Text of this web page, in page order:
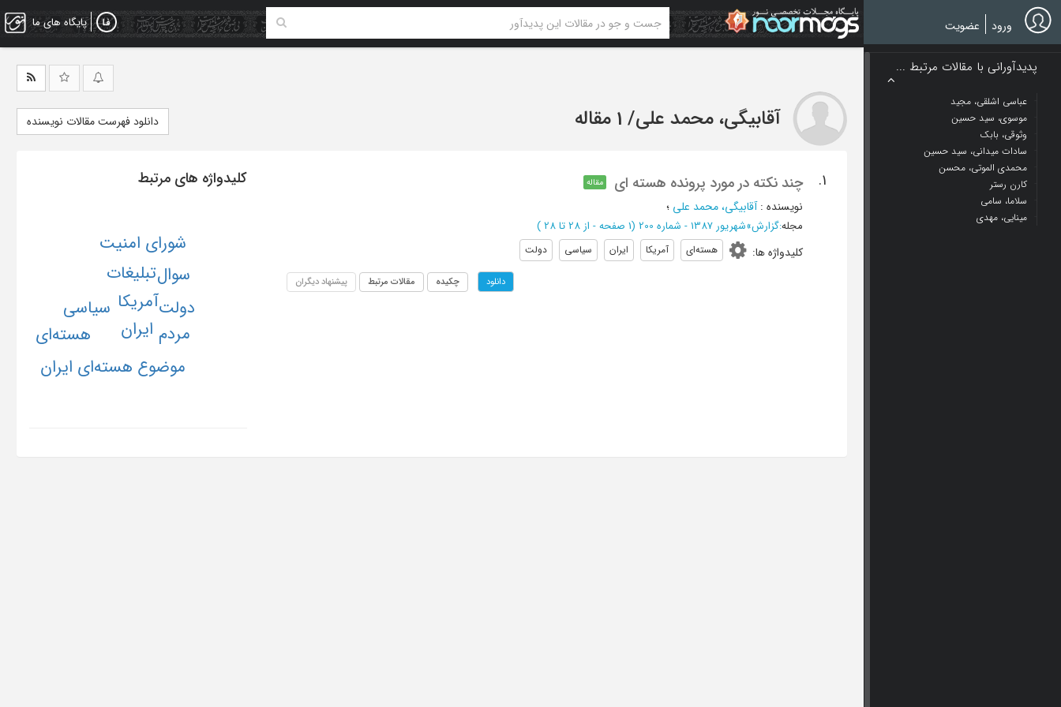
Skip
to
main
پایگاه های ما ورود عضویت
پدیدآورانی با مقالات مرتبط ...
عباسی اشلقی، مجید
موسوی، سید حسین
وثوقی، بابک
سادات میدانی، سید حسین
محمدی الموتی، محسن
کارن رستر
سلاما، سامی
مینایی، مهدی
آقابیگی، محمد علی/ 1 مقاله دانلود فهرست مقالات نویسنده
1. چند نکته در مورد پرونده هسته ای مقاله
نویسنده :آقابیگی، محمد علی ؛
مجله:گزارش»شهریور 1387 - شماره 200 (‎1 صفحه - از 28 تا 28 )
کلیدواژه ها: هسته‌ای آمریکا ایران سیاسی دولت
دانلود چکیده مقالات مرتبط پیشنهاد دیگران
کلیدواژه های مرتبط
آمریکا
ایران
تبلیغات
دولت
سوال
سیاسی
شورای امنیت
مردم
موضوع هسته‌ای ایران
هسته‌ای